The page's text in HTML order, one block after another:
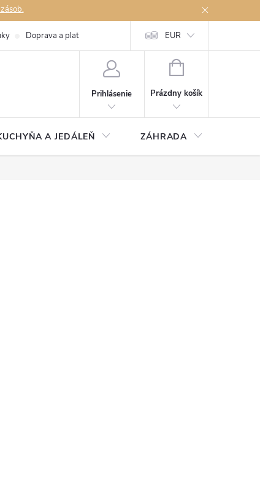
Doprava a platby Podmienky ochrany osobných údajov
EUR
Prihlásenie
NÁKUPNÝ
Prázdny košík
A JEDÁLEŇ ZÁHRADA